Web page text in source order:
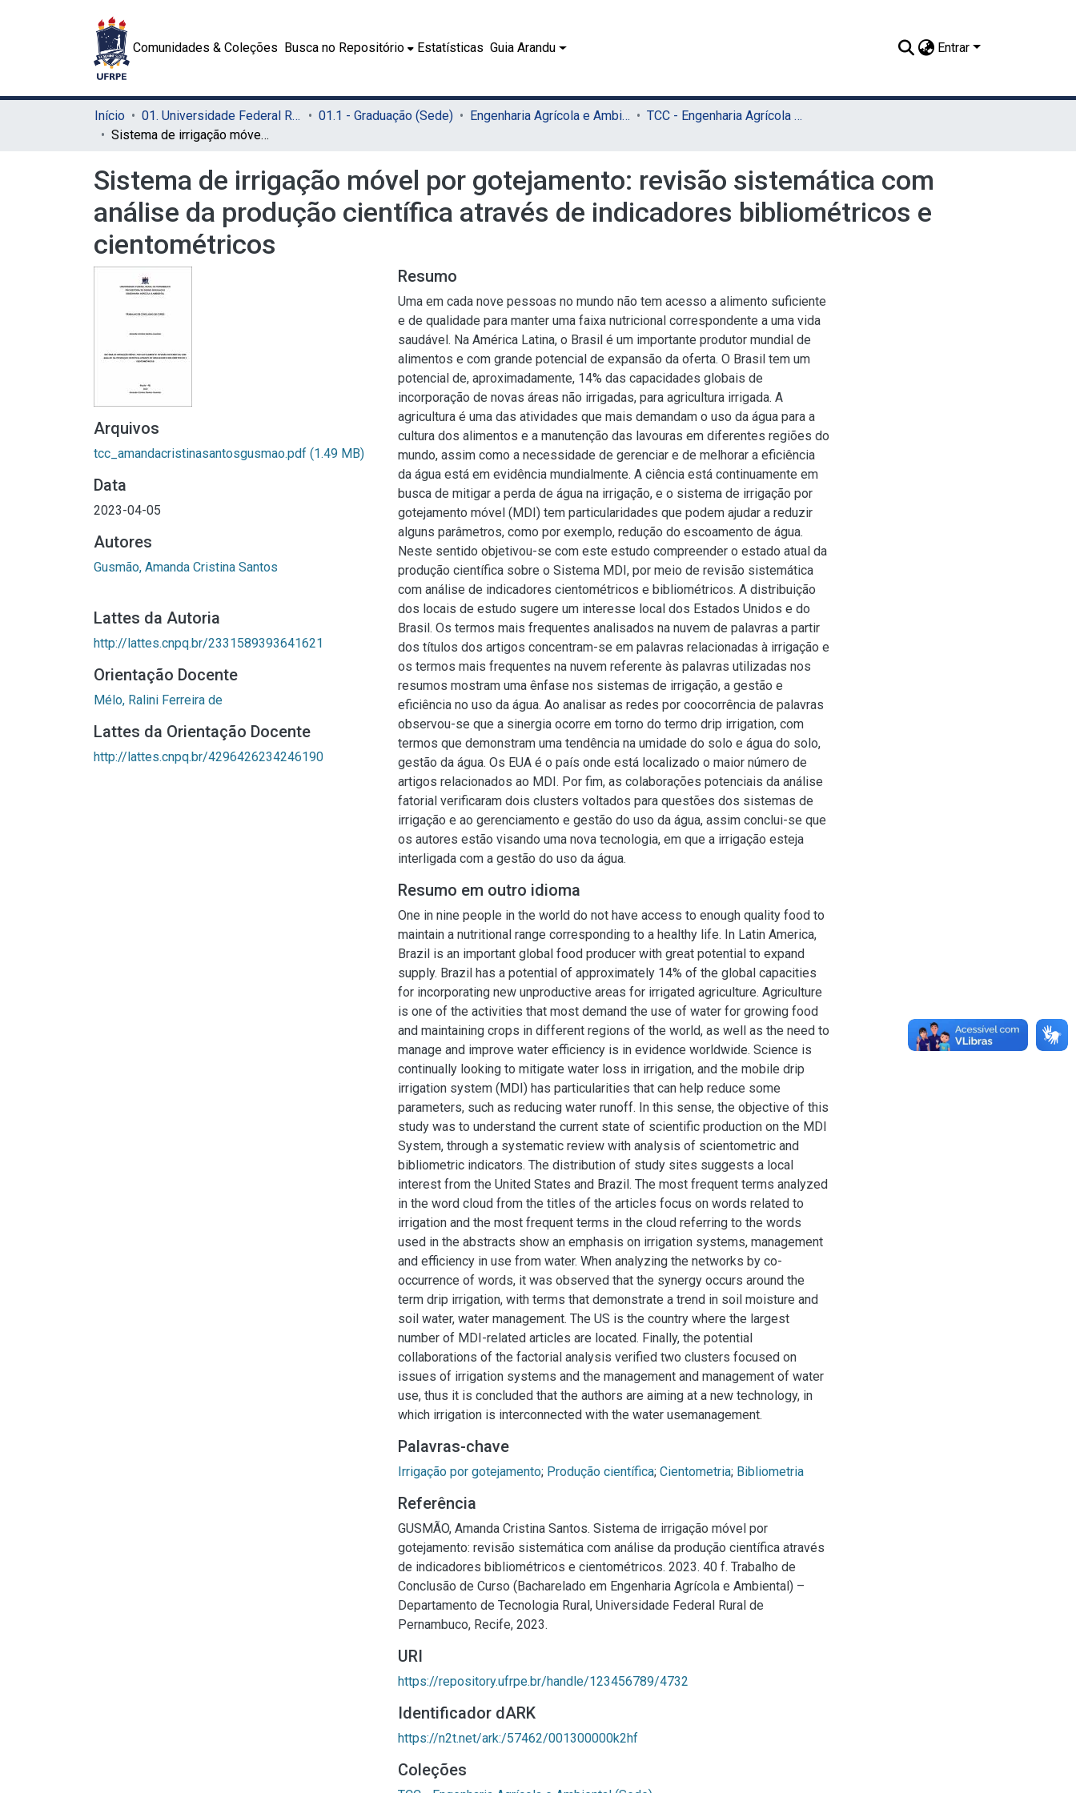
Comunidades & Coleções Busca no Repositório Estatísticas Guia Arandu Entrar
Início 01. Universidade Federal Rural de Pernambuco - UFRPE (Sede) 01.1 - Graduação (Sede) Engenharia Agrícola e Ambiental (Sede)
TCC - Engenharia Agrícola e Ambiental (Sede)
Sistema de irrigação móvel por gotejamento: revisão sistemática com análise da produção científica através de indicadores bibliométricos e cientométricos
Sistema de irrigação móvel por gotejamento: revisão sistemática com
análise da produção científica através de indicadores bibliométricos e
cientométricos
Arquivos
tcc_amandacristinasantosgusmao.pdf (1.49 MB)
Data
2023-04-05
Autores
Gusmão, Amanda Cristina Santos
Lattes da Autoria
http://lattes.cnpq.br/2331589393641621
Orientação Docente
Mélo, Ralini Ferreira de
Lattes da Orientação Docente
http://lattes.cnpq.br/4296426234246190
Resumo
Uma em cada nove pessoas no mundo não tem acesso a alimento suficiente
e de qualidade para manter uma faixa nutricional correspondente a uma vida
saudável. Na América Latina, o Brasil é um importante produtor mundial de
alimentos e com grande potencial de expansão da oferta. O Brasil tem um
potencial de, aproximadamente, 14% das capacidades globais de
incorporação de novas áreas não irrigadas, para agricultura irrigada. A
agricultura é uma das atividades que mais demandam o uso da água para a
cultura dos alimentos e a manutenção das lavouras em diferentes regiões do
mundo, assim como a necessidade de gerenciar e de melhorar a eficiência
da água está em evidência mundialmente. A ciência está continuamente em
busca de mitigar a perda de água na irrigação, e o sistema de irrigação por
gotejamento móvel (MDI) tem particularidades que podem ajudar a reduzir
alguns parâmetros, como por exemplo, redução do escoamento de água.
Neste sentido objetivou-se com este estudo compreender o estado atual da
produção científica sobre o Sistema MDI, por meio de revisão sistemática
com análise de indicadores cientométricos e bibliométricos. A distribuição
dos locais de estudo sugere um interesse local dos Estados Unidos e do
Brasil. Os termos mais frequentes analisados na nuvem de palavras a partir
dos títulos dos artigos concentram-se em palavras relacionadas à irrigação e
os termos mais frequentes na nuvem referente às palavras utilizadas nos
resumos mostram uma ênfase nos sistemas de irrigação, a gestão e
eficiência no uso da água. Ao analisar as redes por coocorrência de palavras
observou-se que a sinergia ocorre em torno do termo drip irrigation, com
termos que demonstram uma tendência na umidade do solo e água do solo,
gestão da água. Os EUA é o país onde está localizado o maior número de
artigos relacionados ao MDI. Por fim, as colaborações potenciais da análise
fatorial verificaram dois clusters voltados para questões dos sistemas de
irrigação e ao gerenciamento e gestão do uso da água, assim conclui-se que
os autores estão visando uma nova tecnologia, em que a irrigação esteja
interligada com a gestão do uso da água.
Resumo em outro idioma
One in nine people in the world do not have access to enough quality food to
maintain a nutritional range corresponding to a healthy life. In Latin America,
Brazil is an important global food producer with great potential to expand
supply. Brazil has a potential of approximately 14% of the global capacities
for incorporating new unproductive areas for irrigated agriculture. Agriculture
is one of the activities that most demand the use of water for growing food
and maintaining crops in different regions of the world, as well as the need to
manage and improve water efficiency is in evidence worldwide. Science is
continually looking to mitigate water loss in irrigation, and the mobile drip
irrigation system (MDI) has particularities that can help reduce some
parameters, such as reducing water runoff. In this sense, the objective of this
study was to understand the current state of scientific production on the MDI
System, through a systematic review with analysis of scientometric and
bibliometric indicators. The distribution of study sites suggests a local
interest from the United States and Brazil. The most frequent terms analyzed
in the word cloud from the titles of the articles focus on words related to
irrigation and the most frequent terms in the cloud referring to the words
used in the abstracts show an emphasis on irrigation systems, management
and efficiency in use from water. When analyzing the networks by co-
occurrence of words, it was observed that the synergy occurs around the
term drip irrigation, with terms that demonstrate a trend in soil moisture and
soil water, water management. The US is the country where the largest
number of MDI-related articles are located. Finally, the potential
collaborations of the factorial analysis verified two clusters focused on
issues of irrigation systems and the management and management of water
use, thus it is concluded that the authors are aiming at a new technology, in
which irrigation is interconnected with the water usemanagement.
Palavras-chave
Irrigação por gotejamento; Produção científica; Cientometria; Bibliometria
Referência
GUSMÃO, Amanda Cristina Santos. Sistema de irrigação móvel por
gotejamento: revisão sistemática com análise da produção científica através
de indicadores bibliométricos e cientométricos. 2023. 40 f. Trabalho de
Conclusão de Curso (Bacharelado em Engenharia Agrícola e Ambiental) –
Departamento de Tecnologia Rural, Universidade Federal Rural de
Pernambuco, Recife, 2023.
URI
https://repository.ufrpe.br/handle/123456789/4732
Identificador dARK
https://n2t.net/ark:/57462/001300000k2hf
Coleções